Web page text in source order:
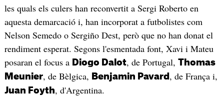
les quals els culers han reconvertit a Sergi Roberto en
aquesta demarcació i, han incorporat a futbolistes com
Nelson Semedo o Sergiño Dest, però que no han donat el
rendiment esperat. Segons l'esmentada font, Xavi i Mateu
posaran el focus a Diogo Dalot, de Portugal, Thomas
Meunier, de Bèlgica, Benjamin Pavard , de França i,
Juan Foyth, d'Argentina.